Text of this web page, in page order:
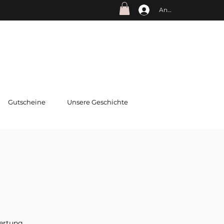
Anmelden
Gutscheine Unsere Geschichte